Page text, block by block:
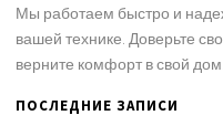
Мы работаем быстро и
вашей технике. Доверьте
верните комфорт в свой дом.
ПОСЛЕДНИЕ ЗАПИСИ